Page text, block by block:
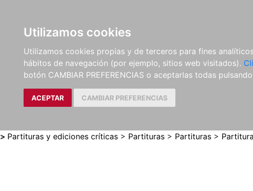
Utilizamos cookies
Utilizamos cookies propias y de terceros para fines
hábitos de navegación (por ejemplo, sitios web visitados).
botón CAMBIAR PREFERENCIAS o aceptarlas todas
ACEPTAR CAMBIAR PREFERENCIAS
LIBROS
MÉTODOS Y
EJERCICIOS
PARTITURAS Y EDICIONES
CRÍTICAS
> Partituras y ediciones críticas > Partituras > Partituras >